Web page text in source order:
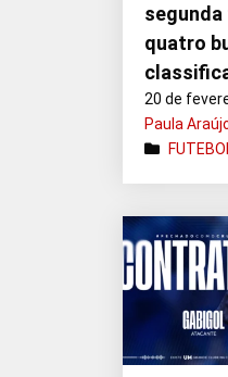
segunda
quatro
20 de
Paula